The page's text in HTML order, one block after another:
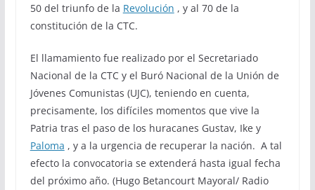
50 del triunfo de la Revolución , y al 70 de la
constitución de la CTC.
El llamamiento fue realizado por el Secretariado
Nacional de la CTC y el Buró Nacional de la Unión de
Jóvenes Comunistas (UJC), teniendo en cuenta,
precisamente, los difíciles momentos que vive la
Patria tras el paso de los huracanes Gustav, Ike y
Paloma , y a la urgencia de recuperar la nación. A tal
efecto la convocatoria se extenderá hasta igual fecha
del próximo año. (Hugo Betancourt Mayoral/ Radio